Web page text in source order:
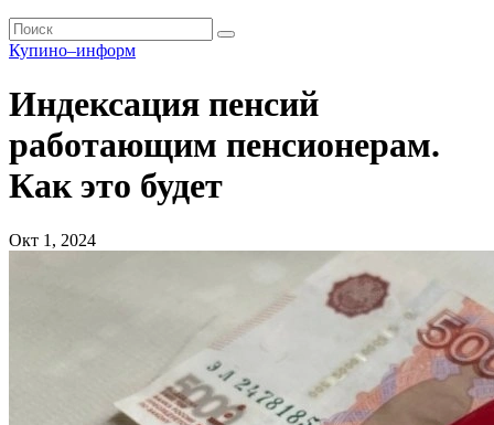
Купино–информ
Индексация пенсий
работающим пенсионерам.
Как это будет
Окт 1, 2024